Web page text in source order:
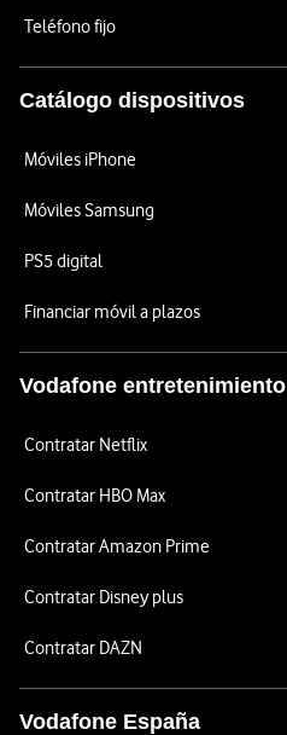
Teléfono fijo
Catálogo dispositivos
Móviles iPhone
Móviles Samsung
PS5 digital
Financiar móvil a plazos
Vodafone entretenimiento
Contratar Netflix
Contratar HBO Max
Contratar Amazon Prime
Contratar Disney plus
Contratar DAZN
Vodafone España